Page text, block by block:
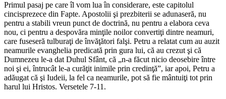
Primul pasaj pe care îl vom lua în considerare, este capitolul
cincisprezece din Fapte. Apostolii şi prezbiterii se adunaseră, nu
pentru a stabili vreun punct de doctrină, nu pentru a elabora ceva
nou, ci pentru a despovăra minţile noilor convertiţi dintre neamuri,
care fuseseră tulburaţi de învăţători falşi. Petru a relatat cum au auzit
neamurile evanghelia predicată prin gura lui, că au crezut şi că
Dumnezeu le-a dat Duhul Sfânt, că „n-a făcut nicio deosebire între
noi şi ei, întrucât le-a curăţit inimile prin credinţă”, iar apoi, Petru a
adăugat că şi Iudeii, la fel ca neamurile, pot să fie mântuiţi tot prin
harul lui Hristos. Versetele 7-11.